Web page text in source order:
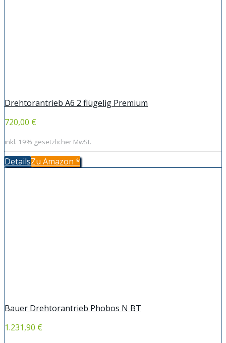
Drehtorantrieb A6 2 flügelig Premium
720,00 €
inkl. 19% gesetzlicher MwSt.
DetailsZu Amazon *
Bauer Drehtorantrieb Phobos N BT
1.231,90 €